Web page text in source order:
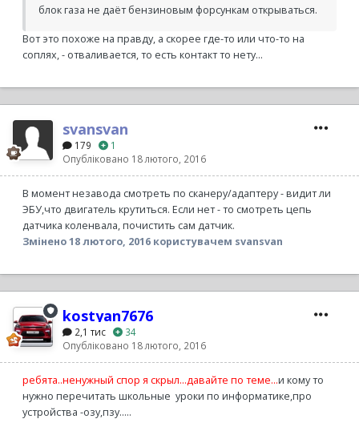
блок газа не даёт бензиновым форсункам открываться.
Вот это похоже на правду, а скорее где-то или что-то на
соплях, - отваливается, то есть контакт то нету...
svansvan
179
1
Опубліковано 18 лютого, 2016
В момент незавода смотреть по сканеру/адаптеру - видит ли
ЭБУ,что двигатель крутиться. Если нет - то смотреть цепь
датчика коленвала, почистить сам датчик.
Змінено18 лютого, 2016 користувачем svansvan
kostyan7676
2,1 тис
34
Опубліковано 18 лютого, 2016
ребята..ненужный спор я скрыл...давайте по теме...и кому то
нужно перечитать школьные уроки по информатике,про
устройства -озу,пзу.....